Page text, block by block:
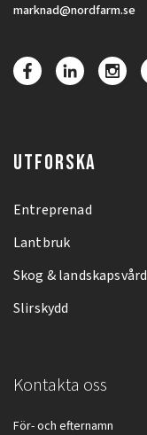
marknad@nordfarm.se
UTFORSKA
Entreprenad
Lantbruk
Skog & landskapsvård
Slirskydd
Kontakta oss